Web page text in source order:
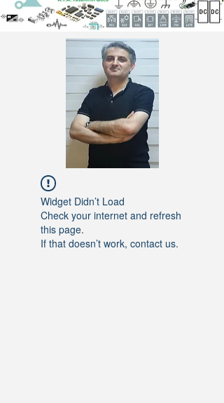
Widget Didn’t Load
Check your internet and refresh
this page.
If that doesn’t work, contact us.